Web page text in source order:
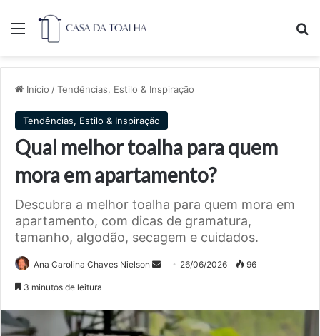
Menu
Início /Tendências, Estilo & Inspiração
Tendências, Estilo & Inspiração
Qual melhor toalha para quem
mora em apartamento?
Descubra a melhor toalha para quem mora em
apartamento, com dicas de gramatura,
tamanho, algodão, secagem e cuidados.
Ana Carolina Chaves Nielson
Mande
mail
26/06/2026 96
3 minutos de leitura